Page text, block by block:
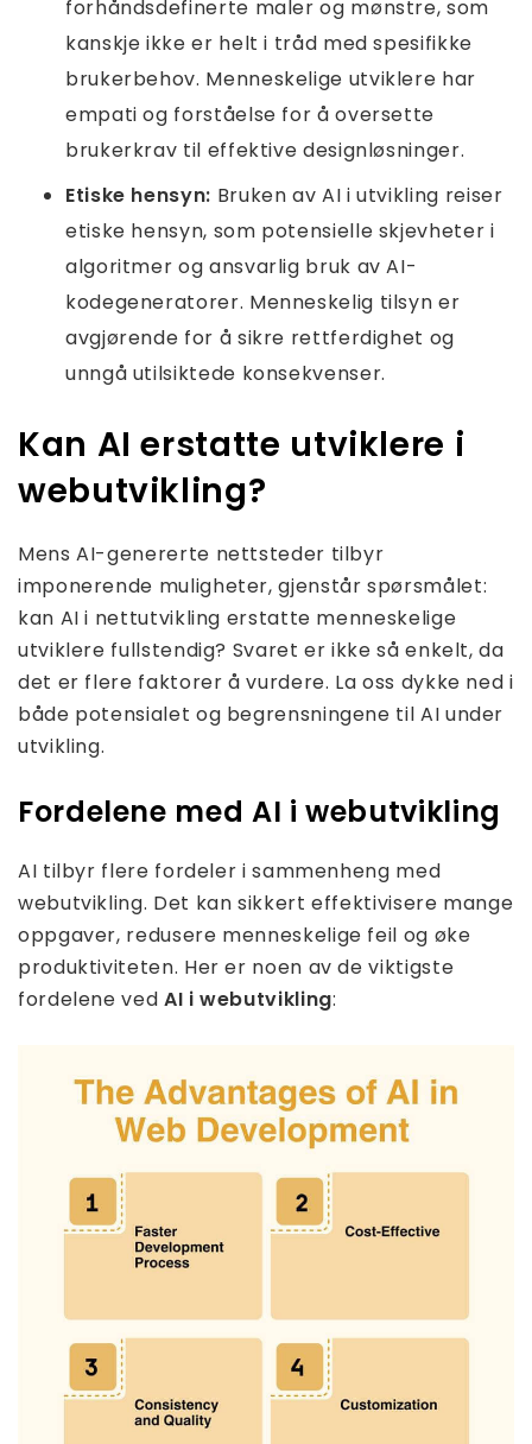
forhåndsdefinerte maler og mønstre, som
kanskje ikke er helt i tråd med spesifikke
brukerbehov. Menneskelige utviklere har
empati og forståelse for å oversette
brukerkrav til effektive designløsninger.
Etiske hensyn: Bruken av AI i utvikling reiser
etiske hensyn, som potensielle skjevheter i
algoritmer og ansvarlig bruk av AI-
kodegeneratorer. Menneskelig tilsyn er
avgjørende for å sikre rettferdighet og
unngå utilsiktede konsekvenser.
Kan AI erstatte utviklere i
webutvikling?
Mens AI-genererte nettsteder tilbyr
imponerende muligheter, gjenstår spørsmålet:
kan AI i nettutvikling erstatte menneskelige
utviklere fullstendig? Svaret er ikke så enkelt, da
det er flere faktorer å vurdere. La oss dykke ned i
både potensialet og begrensningene til AI under
utvikling.
Fordelene med AI i webutvikling
AI tilbyr flere fordeler i sammenheng med
webutvikling. Det kan sikkert effektivisere mange
oppgaver, redusere menneskelige feil og øke
produktiviteten. Her er noen av de viktigste
fordelene ved AI i webutvikling: